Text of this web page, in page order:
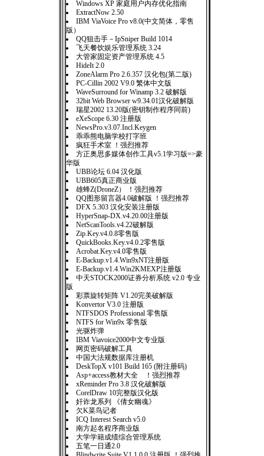
Windows XP 家庭用户内存优化指南
ExtractNow 2.50
IBM ViaVoice Pro v8.0(中文简体，零售
版）
QQ狙击手－IpSniper Build 1014
飞天餐饮娱乐管理系统 3.24
大管家固定资产管理系统 4.5
HideIt 2.0
ZoneAlarm Pro 2.6.357 汉化包(第二版)
PC-Cillin 2002 V9.0 繁体中文版
WaveSurround for Winamp 3.2 破解版
32bit Web Browser w9.34.01汉化破解版
瑞星2002 13.20版(密钥制作程序同前)
eXeScope 6.30 注册版
NewsPro.v3.07.Incl.Keygen
乖乖熊电脑学校打字班
疯狂手术室 ！强烈推荐
方正奥思多媒体创作工具v5.1学习版=>豪
华版
UBB论坛 6.04 汉化版
UBB605真正商业版
雄蜂Z(DroneZ） ！强烈推荐
QQ图形留言器4.0破解版 ！强烈推荐
DFX 5.303 汉化安装注册版
HyperSnap-DX.v4.20.00注册版
NetScanTools.v4.22破解版
Zip.Key.v4.0.8零售版
QuickBooks.Key.v4.0.2零售版
Acrobat.Key.v4.0零售版
E-Backup.v1.4.Win9xNT注册版
E-Backup.v1.4.Win2KMEXP注册版
中天STOCK2000证券分析系统 v2.0 专业
版
彩票旋转矩阵 V1.20完美破解版
Konvertor V3.0 注册版
NTFSDOS Professional 零售版
NTFS for Win9x 零售版
光驱炸弹
IBM Viavoice2000中文专业版
网页密码破解工具
中国大法规数据库注册机
DeskTopX v101 Build 165 (附注册码)
Asp+access教材大全 ！强烈推荐
xReminder Pro 3.8 汉化破解版
CorelDraw 10完整版汉化版
奸诈龙系列 《倩女幽魂》
欠K菜鸟记者
ICQ Interest Search v5.0
南方起名程序商业版
大学学籍成绩综合管理系统
五笔一日通2.0